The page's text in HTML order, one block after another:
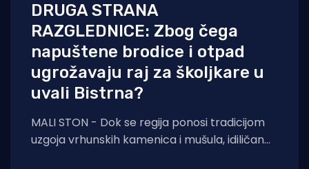
DRUGA STRANA
RAZGLEDNICE: Zbog čega
napuštene brodice i otpad
ugrožavaju raj za školjkare u
uvali Bistrna?
MALI STON - Dok se regija ponosi tradicijom
uzgoja vrhunskih kamenica i mušula, idiličan